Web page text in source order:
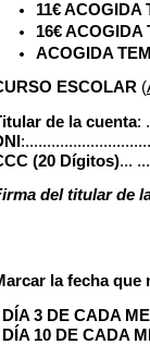
11€ ACOGIDA
16€
ACOGIDA
ESCOLAR (
de la cuenta:
(20 Dígitos)...
del titular de
la fecha que
DÍA 3 DE CADA
DÍA 10 DE CADA